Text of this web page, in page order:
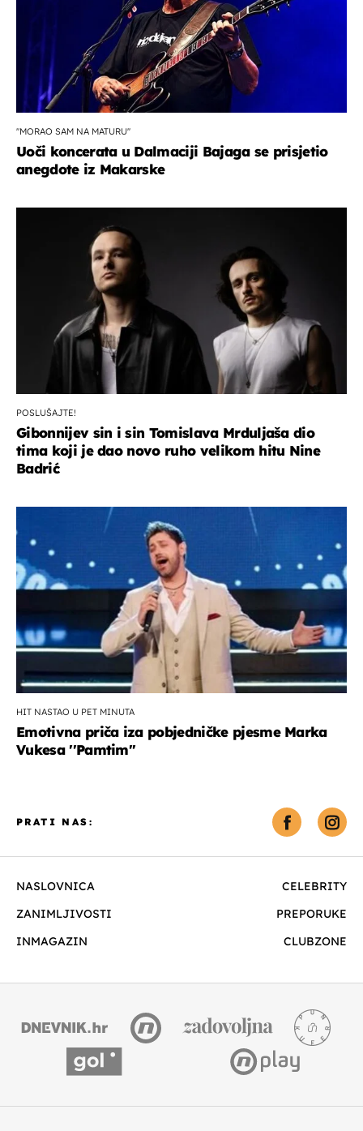
''MORAO SAM NA MATURU''
Uoči koncerata u Dalmaciji Bajaga se prisjetio
anegdote iz Makarske
POSLUŠAJTE!
Gibonnijev sin i sin Tomislava Mrduljaša dio
tima koji je dao novo ruho velikom hitu Nine
Badrić
HIT NASTAO U PET MINUTA
Emotivna priča iza pobjedničke pjesme Marka
Vukesa ''Pamtim''
NASLOVNICA
CELEBRITY
ZANIMLJIVOSTI
PREPORUKE
INMAGAZIN
CLUBZONE
PRATI NAS: